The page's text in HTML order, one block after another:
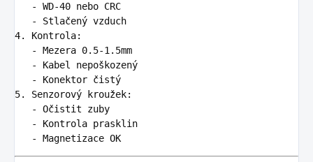
   -
   -
4.
   -
   -
   -
5.
   -
   -
   -